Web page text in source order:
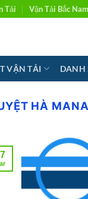
Tải Vận Tải Bắc Nam
VẬN TẢI DANH
HÀ